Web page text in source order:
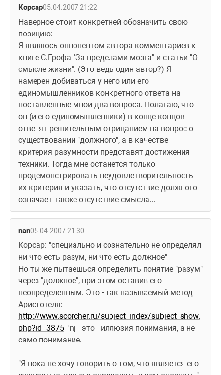
Корсар05.04.2007 21:22
Наверное стоит конкретней обозначить свою
позицию:
Я являюсь оппонентом автора комментариев к
книге С.Грофа "За пределами мозга" и статьи "О
смысле жизни". (Это ведь один автор?) Я
намерен добиваться у него или его
единомышленников конкретного ответа на
поставленные мной два вопроса. Полагаю, что
он (и его единомышленники) в конце концов
ответят решительным отрицанием на вопрос о
существовании "должного", а в качестве
критерия разумности представят достижения
техники. Тогда мне останется только
продемонстрировать неудовлетворительность
их критерия и указать, что отсутствие должного
означает также отсутствие смысла...
nan05.04.2007 21:30
Корсар: "специально и сознательно не определял
ни что есть разум, ни что есть должное"
Но ты же пытаешься определить понятие "разум"
через "должное", при этом оставив его
неопределенным. Это - так называемый метод
http://www.scorcher.ru/subject_index/subject_show.
php?id=3875
  'nj - это - иллюзия понимания, а не
само понимание.
"Я пока не хочу говорить о том, что является его